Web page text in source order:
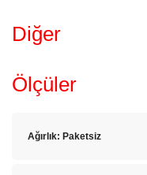
Diğer
Ölçüler
Ağırlık: Paketsiz